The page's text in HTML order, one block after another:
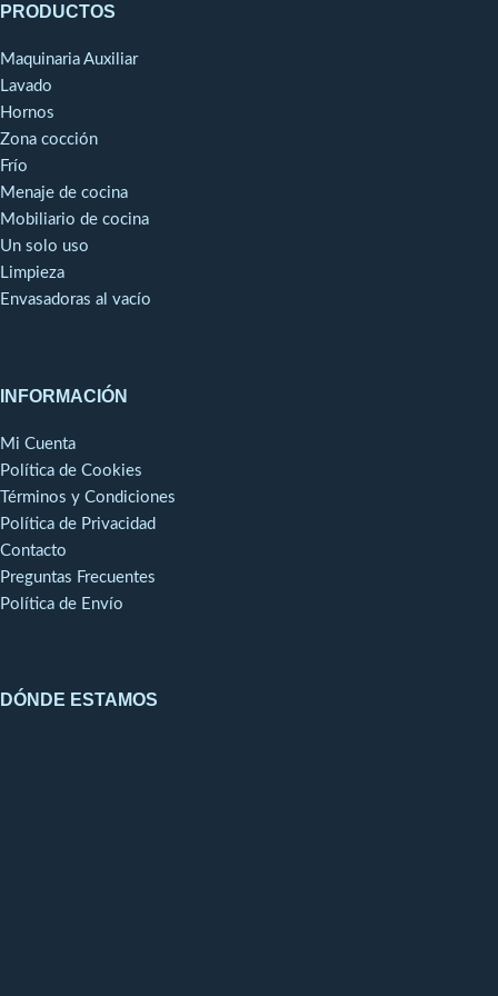
CHEF
PRODUCTOS
Maquinaria Auxiliar
Lavado
Hornos
Zona cocción
Frío
Menaje de cocina
Mobiliario de cocina
Un solo uso
Limpieza
Envasadoras al vacío
INFORMACIÓN
Mi Cuenta
Política de Cookies
Términos y Condiciones
Política de Privacidad
Contacto
Preguntas Frecuentes
Política de Envío
DÓNDE ESTAMOS